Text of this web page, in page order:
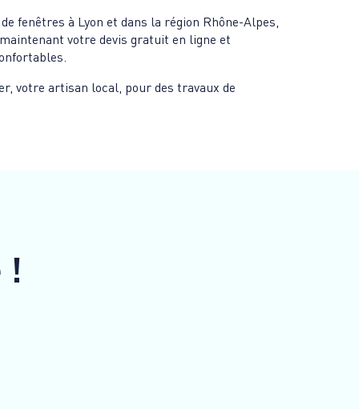
fenêtres à Lyon et dans la région Rhône-Alpes,
votre devis gratuit en ligne et
votre artisan local, pour des travaux de
!